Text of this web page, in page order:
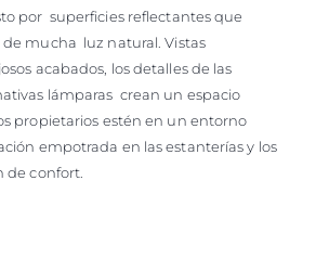
por superficies reflectantes que
mucha luz natural. Vistas
acabados, los detalles de las
lámparas crean un espacio
propietarios estén en un entorno
empotrada en las estanterías y los
de confort.